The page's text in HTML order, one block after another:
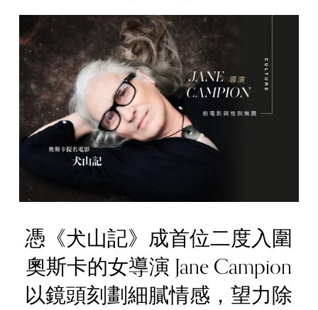
憑《犬山記》成首位二度入圍
奧斯卡的女導演 Jane Campion
以鏡頭刻劃細膩情感，望力除